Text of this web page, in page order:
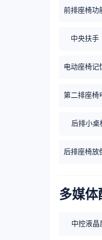
前排座椅功
中央扶手
电动座椅记
第二排座椅
后排小桌
后排座椅放
多媒体
中控液晶